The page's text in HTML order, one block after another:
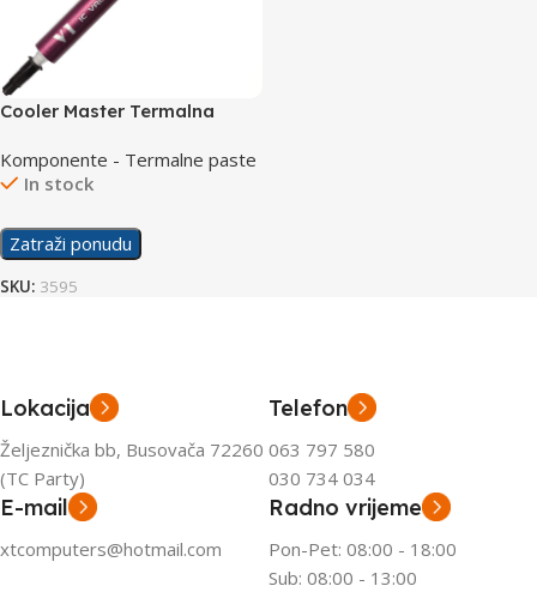
Cooler Master Termalna
Komponente - Termalne paste
In stock
Zatraži ponudu
SKU: 3595
Lokacija
Željeznička bb, Busovača 72260
(TC Party)
Telefon
063 797 580
030 734 034
E-mail
xtcomputers@hotmail.com
Radno vrijeme
Pon-Pet: 08:00 - 18:00
Sub: 08:00 - 13:00